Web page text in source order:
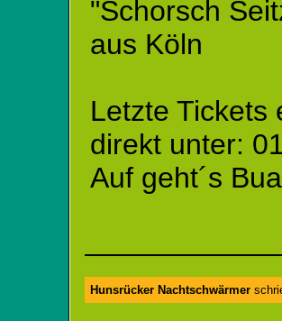
"Schorsch
aus Köln
Letzte Tickets
direkt unter:
Auf geht´s
Hunsrücker Nachtschwärmer